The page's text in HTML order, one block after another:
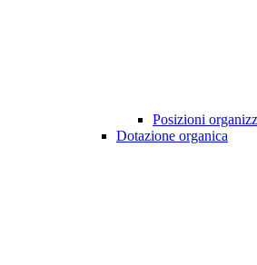
Posizioni
Dotazione organica